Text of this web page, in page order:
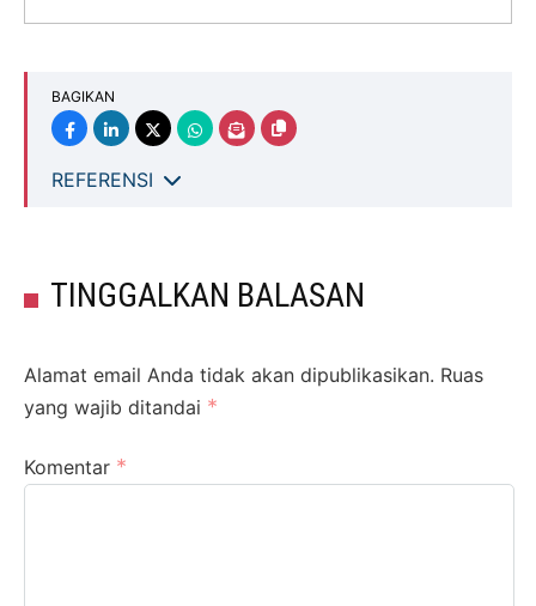
BAGIKAN
REFERENSI
TINGGALKAN BALASAN
Alamat email Anda tidak akan dipublikasikan. Ruas
yang wajib ditandai *
Komentar *